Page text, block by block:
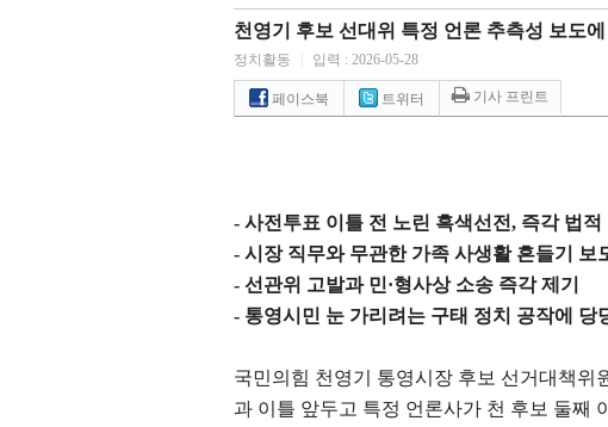
천영기 후보 선대위 특정 언론 추측성 보도
정치활동 입력 : 2026-05-28
페이스북 트위터 기사 프린트
- 사전투표 이틀 전 노린 흑색선전, 즉각 법적
- 시장 직무와 무관한 가족 사생활 흔들기 보
- 선관위 고발과 민·형사상 소송 즉각 제기
- 통영시민 눈 가리려는 구태 정치 공작에 당
국민의힘 천영기 통영시장 후보 선거대책위
과 이틀 앞두고 특정 언론사가 천 후보 둘째